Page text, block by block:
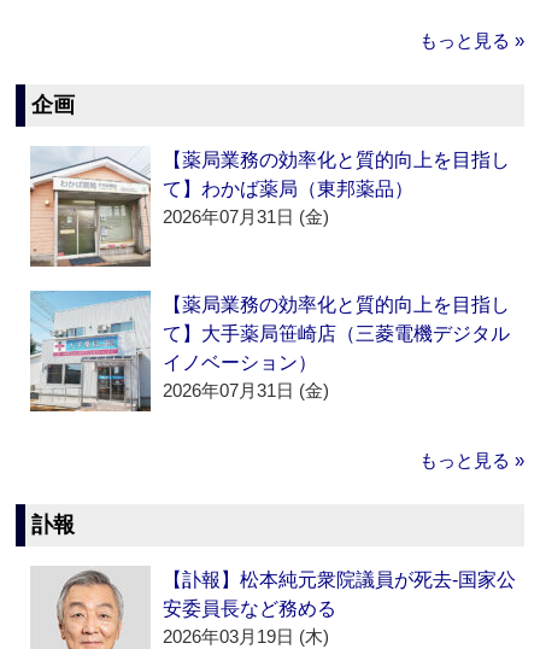
もっと見る »
企画
【薬局業務の効率化と質的向上を目指し
て】わかば薬局（東邦薬品）
2026年07月31日 (金)
【薬局業務の効率化と質的向上を目指し
て】大手薬局笹崎店（三菱電機デジタル
イノベーション）
2026年07月31日 (金)
もっと見る »
訃報
【訃報】松本純元衆院議員が死去‐国家公
安委員長など務める
2026年03月19日 (木)